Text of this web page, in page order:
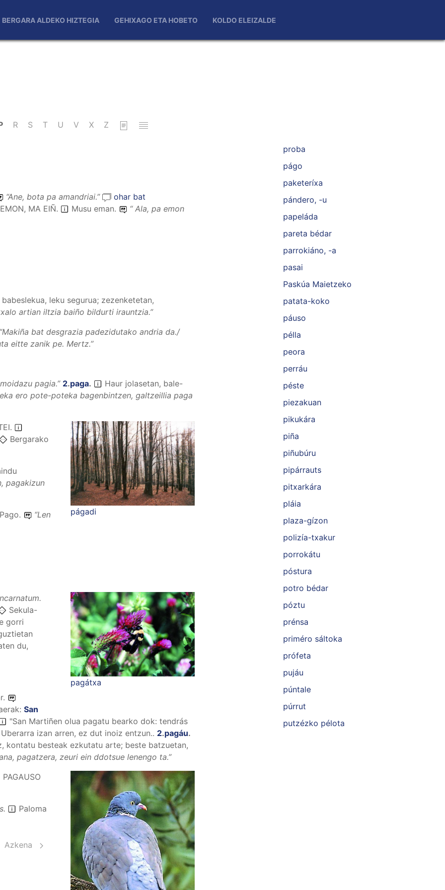
BERGARA ALDEKO HIZTEGIA GEHIXAGO ETA HOBETO KOLDO ELEIZALDE
R S T U V X Z
“Ane, bota pa amandriai.”
ohar bat
MA EIÑ. Musu eman. “Ala, pa emon
leku segurua; zezenketetan,
artian iltzia baiño bildurti irauntzia.”
“Makiña bat desgrazia padezidutako andria da./
eitte zanik pe. Mertz.”
pagia.” 2.paga.
Haur jolasetan, bale-
ero pote-poteka bagenbintzen, galtzeillia paga
págadi
.
Bergarako
pagakizun
“Len
pagátxa
Sekula-
gorri
du,
San
"San Martiñen olua pagatu bearko dok: tendrás
Uberarra izan arren, ez dut inoiz entzun.. 2.pagáu.
kontatu besteak ezkutatu arte; beste batzuetan,
pagatzera, zeuri ein ddotsue lenengo ta.”
PAGAUSO
Paloma
Azkena
proba
págo
paketeríxa
pándero, -u
papeláda
pareta bédar
parrokiáno, -a
pasai
Paskúa Maietzeko
patata-koko
páuso
pélla
peora
perráu
péste
piezakuan
pikukára
piña
piñubúru
pipárrauts
pitxarkára
pláia
plaza-gízon
polizía-txakur
porrokátu
póstura
potro bédar
póztu
prénsa
priméro sáltoka
prófeta
pujáu
púntale
púrrut
putzézko pélota